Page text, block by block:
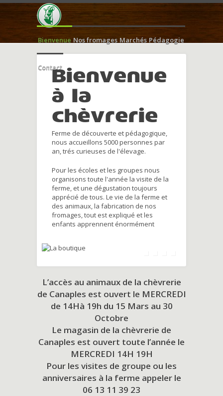
Bienvenue Nos fromages Marchés Pédagogie
ContactBienvenue
à la
chèvrerie
Ferme de découverte et pédagogique,
nous accueillons 5000 personnes par
an, trés curieuses de l'élevage.
Pour les écoles et les groupes nous
organisons toute l'année la visite de la
ferme, et une dégustation toujours
apprécié de tous. Le vie de la ferme et
des animaux, la fabrication de nos
fromages, tout est expliqué et les
enfants apprennent énormément
L’accès au animaux de la chèvrerie
de Canaples est ouvert le MERCREDI
de 14Hà 19h du 15 Mars au 30
Octobre
Le magasin de la chèvrerie de
Canaples est ouvert toute l’année le
MERCREDI 14H 19H
Pour les visites de groupe ou les
anniversaires à la ferme appeler le
06 13 11 39 23